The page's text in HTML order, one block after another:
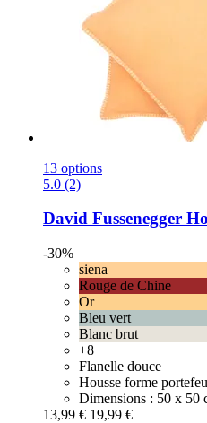
13 options
5.0 (2)
David Fussenegger
-30%
siena
Rouge de Chine
Or
Bleu vert
Blanc brut
+8
Flanelle douce
Housse forme
Dimensions : 50 x 50
13,99 € 19,99 €